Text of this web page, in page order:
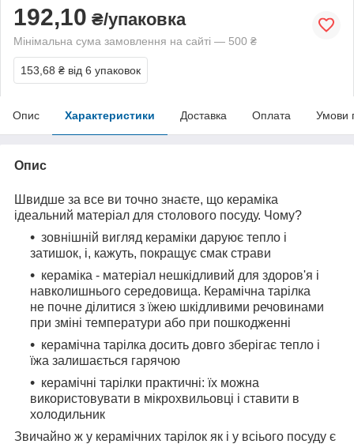
192,10 ₴/упаковка
Мінімальна сума замовлення на сайті — 500 ₴
153,68 ₴ від 6 упаковок
Опис Характеристики Доставка Оплата Умови
Опис
Швидше за все ви точно знаєте, що кераміка
ідеальний матеріал для столового посуду. Чому?
зовнішній вигляд кераміки даруює тепло і
затишок, і, кажуть, покращує смак страви
кераміка - матеріал нешкідливий для здоров'я і
навколишнього середовища. Керамічна тарілка
не почне ділитися з їжею шкідливими речовинами
при зміні температури або при пошкодженні
керамічна тарілка досить довго зберігає тепло і
їжа залишається гарячою
керамічні тарілки практичні: їх можна
використовувати в мікрохвильовці і ставити в
холодильник
Звичайно ж у керамічних тарілок як і у всіього посуду є